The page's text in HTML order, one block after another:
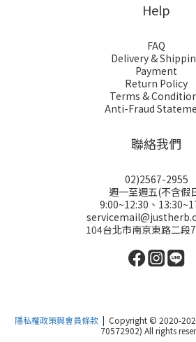
Help
FAQ
Delivery &
Payment
Return Policy
Terms &
Anti-Fraud
聯絡我們
02)2567-2955
週一至週五(不含假
9:00~12:30、
104台北市南京東路二段
隱私權政策與會員條款 | Copyright © 2020-
70572902) All rights